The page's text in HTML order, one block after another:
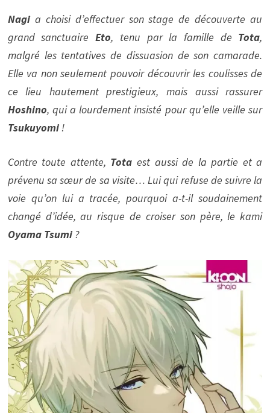
Nagi a choisi d’effectuer son stage de découverte au
grand sanctuaireEto, tenu par la famille de Tota,
malgré les tentatives de dissuasion de son camarade.
Elle va non seulement pouvoir découvrir les coulisses de
ce lieu hautement prestigieux, mais aussi rassurer
Hoshino, qui a lourdement insisté pour qu’elle veille sur
Tsukuyomi!
Contre toute attente, Tota est aussi de la partie et a
prévenu sa sœur de sa visite… Lui qui refuse de suivre la
voie qu’on lui a tracée, pourquoi a-t-il soudainement
changé d’idée, au risque de croiser son père, le kami
Oyama Tsumi?